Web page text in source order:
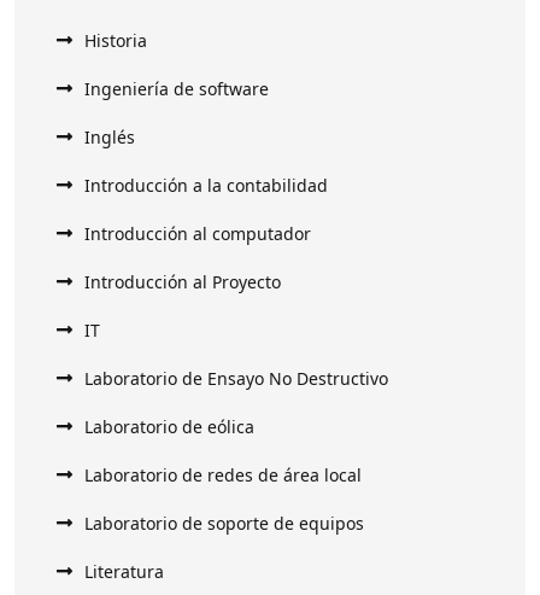
Historia
Ingeniería de software
Inglés
Introducción a la contabilidad
Introducción al computador
Introducción al Proyecto
IT
Laboratorio de Ensayo No Destructivo
Laboratorio de eólica
Laboratorio de redes de área local
Laboratorio de soporte de equipos
Literatura